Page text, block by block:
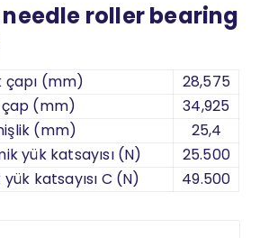
roller bearing
çapı (mm)
28,575
çap (mm)
34,925
(mm)
25,4
yük katsayısı (N)
25.500
katsayısı C (N)
49.500